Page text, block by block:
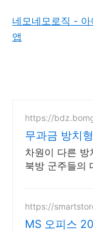
네모네모로직 -
앱
https://
무과금 방치
차원이 다른 방
북방 군주들의
https://
MS 오피스